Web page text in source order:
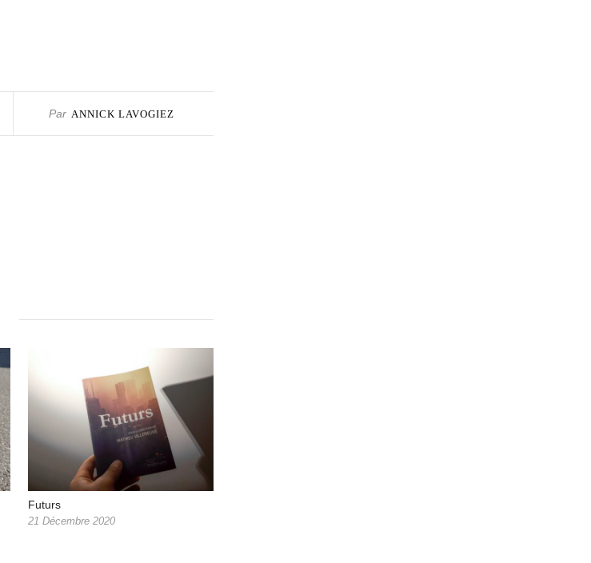
Par ANNICK LAVOGIEZ
Futurs
21 Décembre 2020